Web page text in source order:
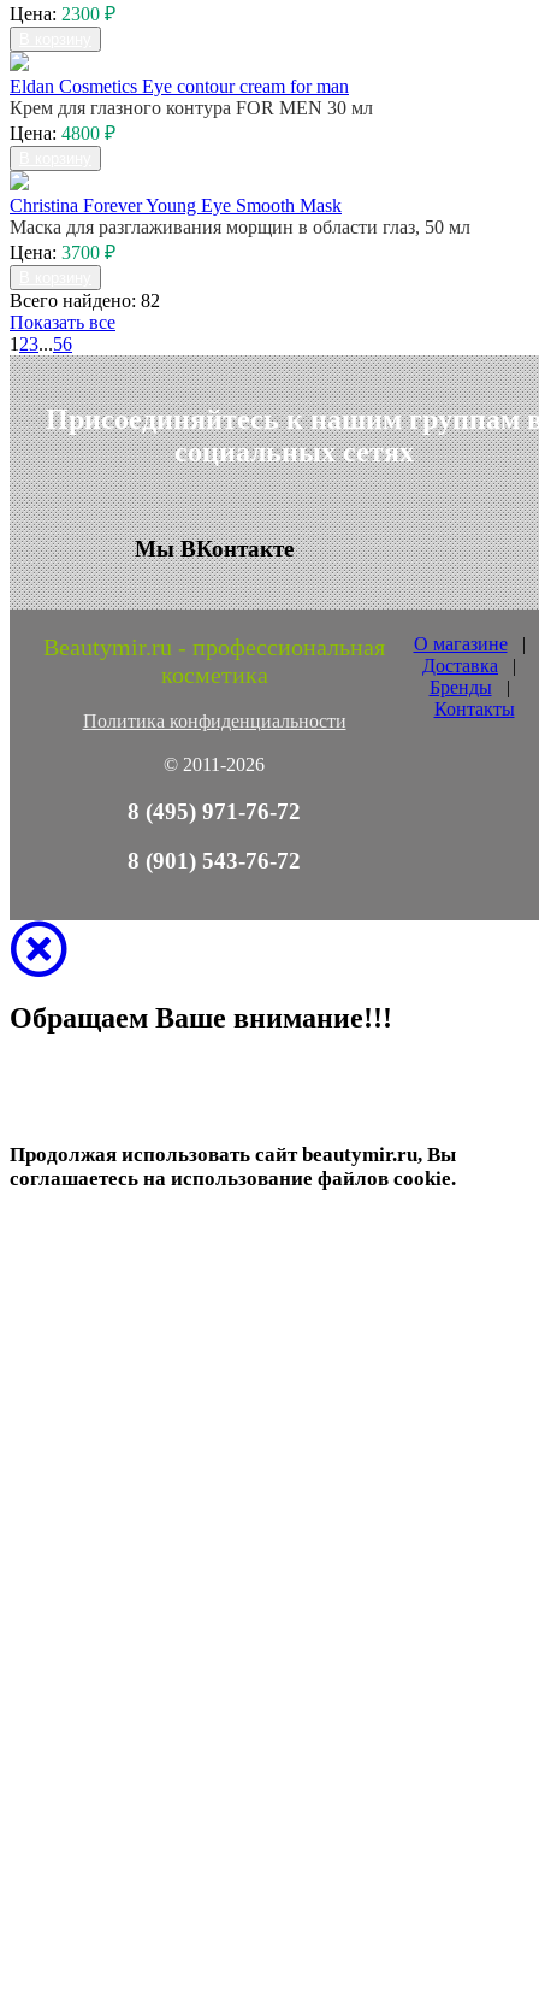
Цена: 2300 ₽
Eldan Cosmetics Eye contour cream for man
Крем для глазного контура FOR MEN 30 мл
Цена: 4800 ₽
Christina Forever Young Eye Smooth Mask
Маска для разглаживания морщин в области глаз, 50 мл
Цена: 3700 ₽
Всего найдено: 82
Показать все
1 23...56
Присоединяйтесь к нашим группам
социальных сетях
Мы ВКонтакте
Beautymir.ru - профессиональная
косметика
Политика конфиденциальности
© 2011-2026
О магазине|
Доставка |
Бренды |
Контакты
8 (495) 971-76-72
8 (901) 543-76-72
Обращаем Ваше внимание!!!
Продолжая использовать сайт beautymir.ru, Вы
соглашаетесь на использование файлов cookie.